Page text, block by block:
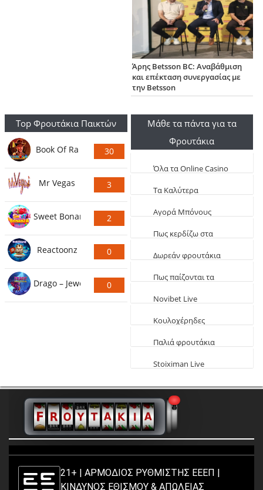
Άρης Betsson BC: Αναβάθμιση
και επέκταση συνεργασίας με
την Betsson
Top Φρουτάκια Παικτών
Book Of Ra
30
Ψήφους
Mr Vegas
3
Ψήφους
Sweet Bonanza
2
Ψήφους
Reactoonz
0
Ψήφους
Drago – Jewels of Fortune
0
Ψήφους
Μάθε τα πάντα για τα
Φρουτάκια
Όλα τα Online Casino
Live
Τα Καλύτερα
Φρουτάκια (Τα πιο
Aγορά Μπόνους
Φρουτάκια: Τα
Πως κερδίζω στα
φρουτάκια
Δωρεάν φρουτάκια
EGT
Πως παίζονται τα
φρουτάκια
Novibet Live
παιχνίδια
Κουλοχέρηδες
δωρεάν Φαραώ
Παλιά φρουτάκια
δωρεάν
Stoiximan Live
21+ | ΑΡΜΟΔΙΟΣ ΡΥΘΜΙΣΤΗΣ ΕΕΕΠ |
ΚΙΝΔΥΝΟΣ ΕΘΙΣΜΟΥ & ΑΠΩΛΕΙΑΣ